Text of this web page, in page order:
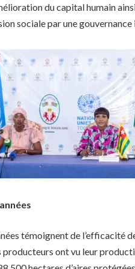
du capital humain
sociale par une
témoignent de l’efficacité
ont vu leur